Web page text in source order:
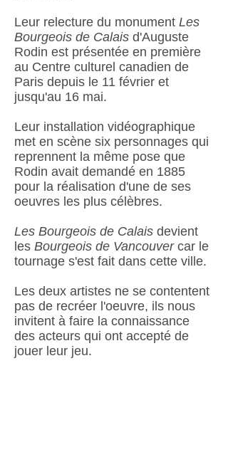
Leur relecture du monument Les
Bourgeois de Calais d'Auguste
Rodin est présentée en première
au Centre culturel canadien de
Paris depuis le 11 février et
jusqu'au 16 mai.
Leur installation vidéographique
met en scène six personnages qui
reprennent la même pose que
Rodin avait demandé en 1885
pour la réalisation d'une de ses
oeuvres les plus célèbres.
Les Bourgeois de Calais devient
les Bourgeois de Vancouver car le
tournage s'est fait dans cette ville.
Les deux artistes ne se contentent
pas de recréer l'oeuvre, ils nous
invitent à faire la connaissance
des acteurs qui ont accepté de
jouer leur jeu.